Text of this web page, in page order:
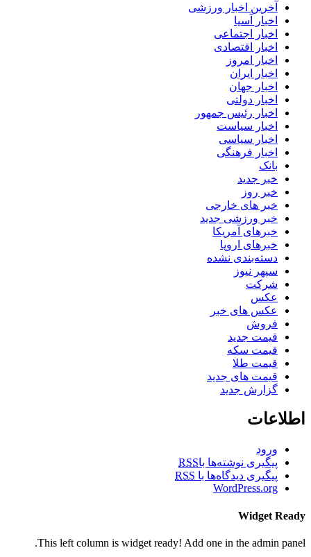
آخرین اخبار ورزشی
اخبار آسیا
اخبار اجتماعی
اخبار اقتصادی
اخبار امروز
اخبار ایران
اخبار جهان
اخبار دولتی
اخبار رئیس جمهور
اخبار سیاست
اخبار سیاسی
اخبار فرهنگی
بانک
خبر جدید
خبر روز
خبر های خارجی
خبر ورزشی جدید
خبرهای آمریکا
خبرهای اروپا
دسته‌بندی نشده
سپهر نیوز
شرکت
عکس
عکس های خبر
فروش
قیمت جدید
قیمت سکه
قیمت طلا
قیمت های جدید
گزارش جدید
اطلاعات
ورود
پیگیری نوشته‌ها باRSS
پیگیری دیدگاه‌ها با RSS
WordPress.org
Widget Ready
This left column is widget ready! Add one in the admin panel.